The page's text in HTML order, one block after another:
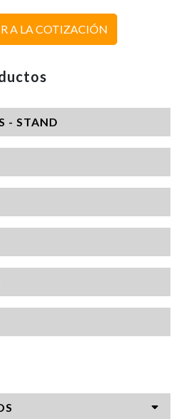
A LA COTIZACIÓN
- STAND